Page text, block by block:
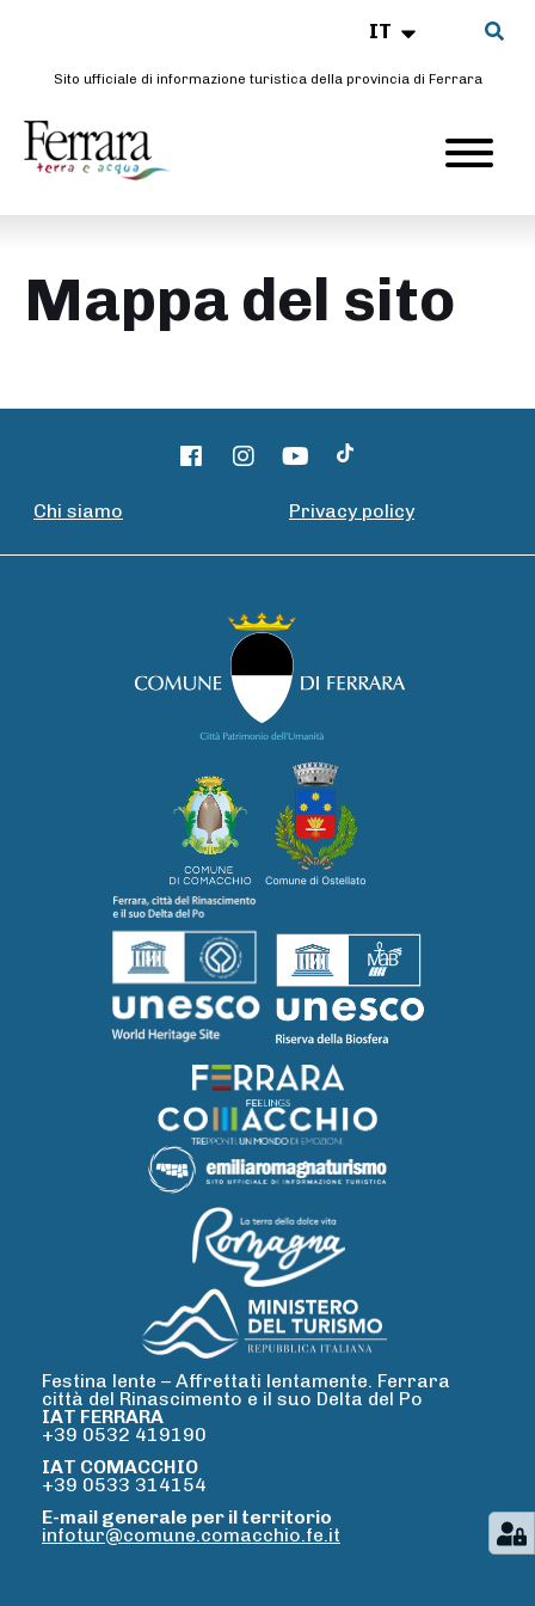
Sito ufficiale di informazione turistica della provincia di Ferrara
IT
Mappa del sito
Festina lente – Affrettati lentamente. Ferrara
città del Rinascimento e il suo Delta del Po
IAT FERRARA
+39 0532 419190
IAT COMACCHIO
+39 0533 314154
E-mail generale per il territorio
infotur@comune.comacchio.fe.it
Chi siamo Privacy policy